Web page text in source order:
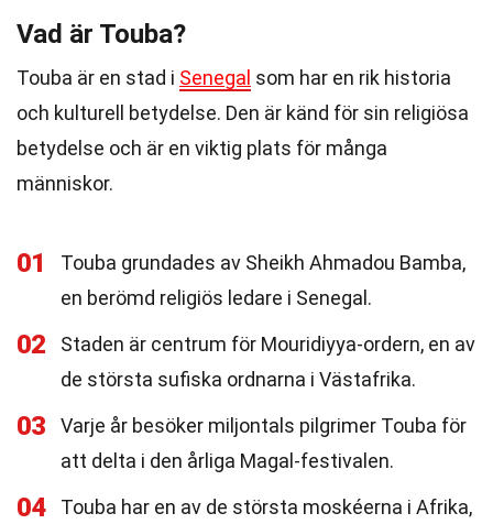
Vad är Touba?
Touba är en stad i Senegal som har en rik historia
och kulturell betydelse. Den är känd för sin religiösa
betydelse och är en viktig plats för många
människor.
01
Touba grundades av Sheikh Ahmadou Bamba,
en berömd religiös ledare i Senegal.
02
Staden är centrum för Mouridiyya-ordern, en av
de största sufiska ordnarna i Västafrika.
03
Varje år besöker miljontals pilgrimer Touba för
att delta i den årliga Magal-festivalen.
04
Touba har en av de största moskéerna i Afrika,